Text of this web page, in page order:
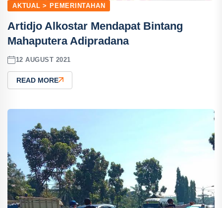
AKTUAL > PEMERINTAHAN
Artidjo Alkostar Mendapat Bintang
Mahaputera Adipradana
12 AUGUST 2021
READ MORE